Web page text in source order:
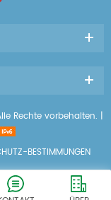
Rechte vorbehalten. |
BESTIMMUNGEN